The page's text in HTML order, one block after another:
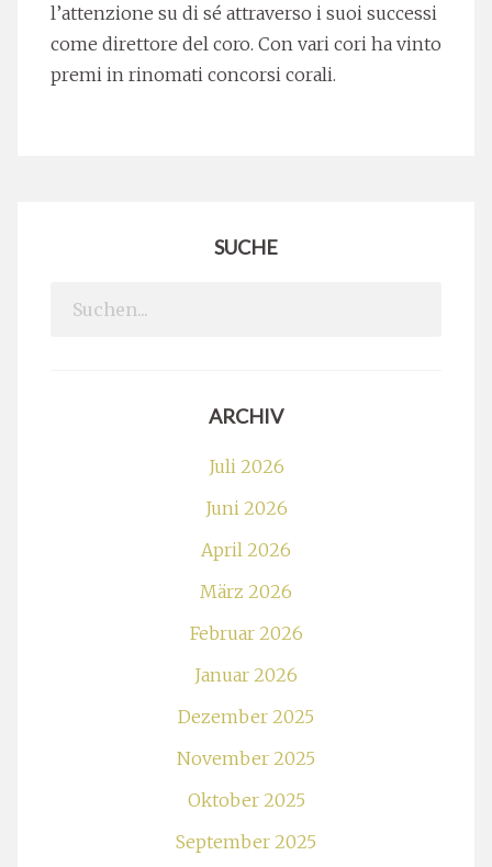
l’attenzione su di sé attraverso i suoi successi
come direttore del coro. Con vari cori ha vinto
premi in rinomati concorsi corali.
SUCHE
Search
ARCHIV
Juli 2026
Juni 2026
April 2026
März 2026
Februar 2026
Januar 2026
Dezember 2025
November 2025
Oktober 2025
September 2025